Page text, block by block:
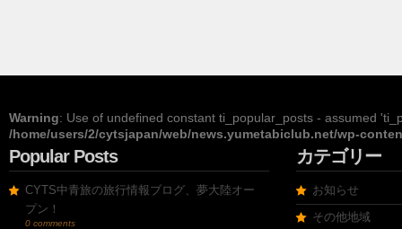
Warning: Use of undefined constant ti_popular_posts - assumed
/home/users/2/cytsjapan/web/news.yumetabiclub.net/wp-
Popular Posts
CYTS中青旅の旅行情報ブログ、夢大陸オー
プン！
0 comments
カテゴリー
お知らせ
その他地域